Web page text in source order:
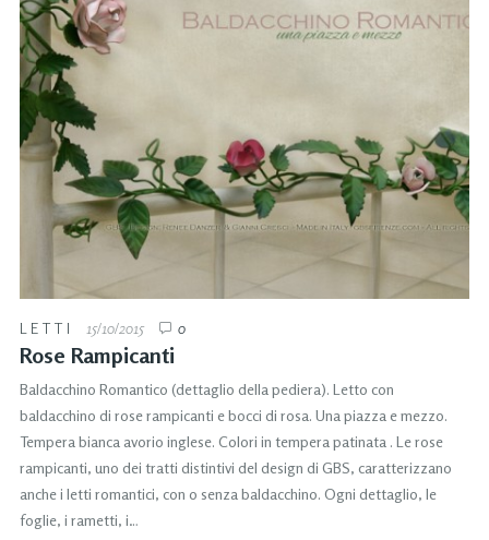
LETTI 15/10/2015 0
Rose Rampicanti
Baldacchino Romantico (dettaglio della pediera). Letto con
baldacchino di rose rampicanti e bocci di rosa. Una piazza e mezzo.
Tempera bianca avorio inglese. Colori in tempera patinata . Le rose
rampicanti, uno dei tratti distintivi del design di GBS, caratterizzano
anche i letti romantici, con o senza baldacchino. Ogni dettaglio, le
foglie, i rametti, i…